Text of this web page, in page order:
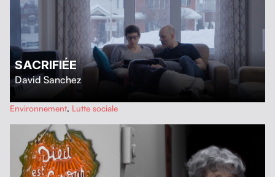
SACRIFIÉE
David Sanchez
…
Environnement, Lutte sociale